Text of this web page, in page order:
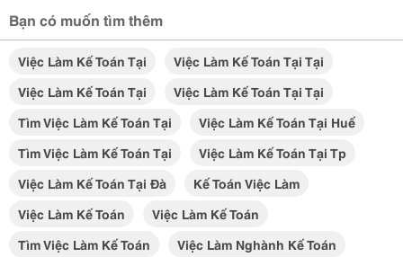
Bạn có muốn tìm thêm
Việc Làm Kế Toán Tại
Việc Làm Kế Toán Tại Tại
Việc Làm Kế Toán Tại
Việc Làm Kế Toán Tại Tại
Tìm Việc Làm Kế Toán Tại
Việc Làm Kế Toán Tại Huế
Tìm Việc Làm Kế Toán Tại
Việc Làm Kế Toán Tại Tp
Việc Làm Kế Toán Tại Đà
Kế Toán Việc Làm
Việc Làm Kế Toán
Việc Làm Kế Toán
Tìm Việc Làm Kế Toán
Việc Làm Nghành Kế Toán